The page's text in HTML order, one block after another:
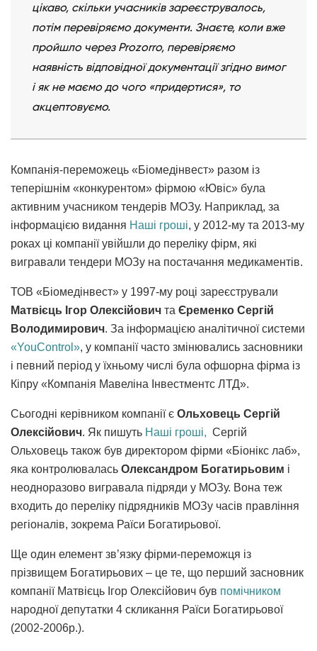
цікаво, скільки учасників зареєструвалось,
потім перевіряємо документи. Знаєте, коли вже
пройшло через Prozorrо, перевіряємо
наявність відповідної документації згідно вимог
і як не маємо до чого «придертися», то
акцептовуємо.
Компанія-переможець «Біомедінвест» разом із
теперішнім «конкурентом» фірмою «Ювіс» була
активним учасником тендерів МОЗу. Наприклад, за
інформацією видання Наші гроші, у 2012-му та 2013-му
роках ці компанії увійшли до переліку фірм, які
вигравали тендери МОЗу на постачання медикаментів.
ТОВ «Біомедінвест» у 1997-му році зареєстрували
Матвієць Ігор Олексійович та Єременко Сергій
Володимирович. За інформацією аналітичної системи
«YouControl», у компанії часто змінювались засновники
і певний період у їхньому числі була офшорна фірма із
Кіпру «Компанія Мавеліна Інвестментс ЛТД».
Сьогодні керівником компанії є Ольховець Сергій
Олексійович. Як пишуть Наші гроші, Сергій
Ольховець також був директором фірми «Біонікс лаб»,
яка контролювалась Олександром Богатирьовим і
неодноразово вигравала підряди у МОЗу. Вона теж
входить до переліку підрядників МОЗу часів правління
регіоналів, зокрема Раїси Богатирьової.
Ще один елемент зв’язку фірми-переможця із
прізвищем Богатирьових – це те, що перший засновник
компанії Матвієць Ігор Олексійович був помічником
народної депутатки 4 скликання Раїси Богатирьової
(2002-2006р.).